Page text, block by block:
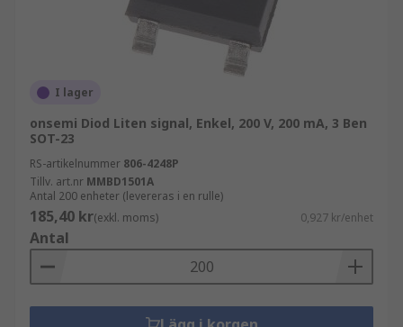
I lager
onsemi Diod Liten signal, Enkel, 200 V, 200 mA, 3 Ben
SOT-23
RS-artikelnummer 806-4248P
Tillv. art.nr MMBD1501A
Antal 200 enheter (levereras i en rulle)
185,40 kr(exkl. moms) 0,927 kr/enhet
Antal